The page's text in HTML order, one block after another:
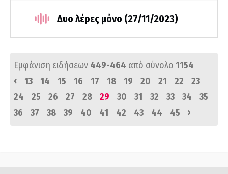
Δυο λέρες μόνο (27/11/2023)
Εμφάνιση ειδήσεων 449-464 από σύνολο 1154
‹
13 14 15 16 17 18 19 20 21 22
23
24
25 26 27 28 29 30 31 32 33 34
35
36
37 38 39 40 41 42 43 44 45 ›